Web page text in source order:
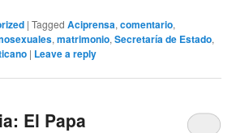
|Tagged Aciprensa,comentario,
,matrimonio,Secretaría de Estado,
| Leave a reply
El Papa